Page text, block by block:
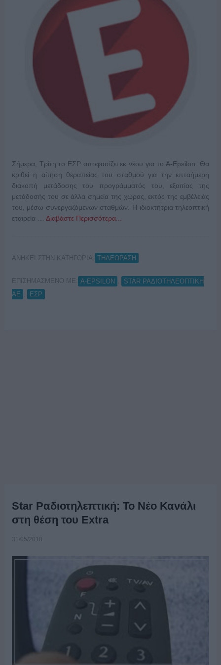
Σήμερα, Τρίτη το ΕΣΡ αποφασίζει εκ νέου για το A-Epsilon. Θα
κριθεί η αίτηση θεραπείας του σταθμού για την επταήμερη
διακοπή μετάδοσης του προγράμματός του, εξαιτίας της
μετάδοσής του σε άλλα σημεία της χώρας, εκτός της εμβέλειάς
του, μέσω συνεργαζόμενων σταθμών. Η ιδιοκτήτρια τηλεοπτική
εταιρεία … Διαβάστε Περισσότερα...
ΑΝΗΚΕΙ ΣΤΗΝ ΚΑΤΗΓΟΡΙΑ: ΤΗΛΕΟΡΑΣΗ
ΕΠΙΣΗΜΑΣΜΕΝΟ ΜΕ: A-EPSILON
STAR ΡΑΔΙΟΤΗΛΕΟΠΤΙΚΗ
ΑΕ
ΕΣΡ
Star Ραδιοτηλεπτική: Το Νέο Κανάλι
στη θέση του Extra
31/05/2018